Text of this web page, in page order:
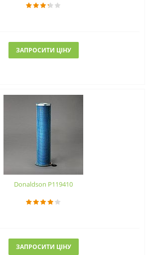
ЗАПРОСИТИ ЦІНУ
Donaldson P119410
ЗАПРОСИТИ ЦІНУ